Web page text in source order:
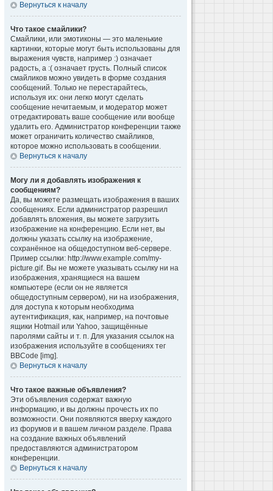
Вернуться к началу
Что такое смайлики?
Смайлики, или эмотиконы — это маленькие
картинки, которые могут быть использованы для
выражения чувств, например :) означает
радость, а :( означает грусть. Полный список
смайликов можно увидеть в форме создания
сообщений. Только не перестарайтесь,
используя их: они легко могут сделать
сообщение нечитаемым, и модератор может
отредактировать ваше сообщение или вообще
удалить его. Администратор конференции также
может ограничить количество смайликов,
которое можно использовать в сообщении.
Вернуться к началу
Могу ли я добавлять изображения к
сообщениям?
Да, вы можете размещать изображения в ваших
сообщениях. Если администратор разрешил
добавлять вложения, вы можете загрузить
изображение на конференцию. Если нет, вы
должны указать ссылку на изображение,
сохранённое на общедоступном веб-сервере.
Пример ссылки: http://www.example.com/my-
picture.gif. Вы не можете указывать ссылку ни на
изображения, хранящиеся на вашем
компьютере (если он не является
общедоступным сервером), ни на изображения,
для доступа к которым необходима
аутентификация, как, например, на почтовые
ящики Hotmail или Yahoo, защищённые
паролями сайты и т. п. Для указания ссылок на
изображения используйте в сообщениях тег
BBCode [img].
Вернуться к началу
Что такое важные объявления?
Эти объявления содержат важную
информацию, и вы должны прочесть их по
возможности. Они появляются вверху каждого
из форумов и в вашем личном разделе. Права
на создание важных объявлений
предоставляются администратором
конференции.
Вернуться к началу